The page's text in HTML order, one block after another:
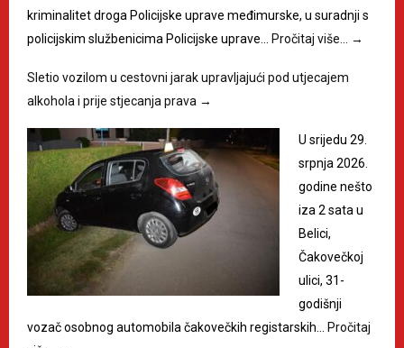
kriminalitet droga Policijske uprave međimurske, u suradnji s
policijskim službenicima Policijske uprave…
Pročitaj više… →
Sletio vozilom u cestovni jarak upravljajući pod utjecajem
alkohola i prije stjecanja prava →
U srijedu 29.
srpnja 2026.
godine nešto
iza 2 sata u
Belici,
Čakovečkoj
ulici, 31-
godišnji
vozač osobnog automobila čakovečkih registarskih…
Pročitaj